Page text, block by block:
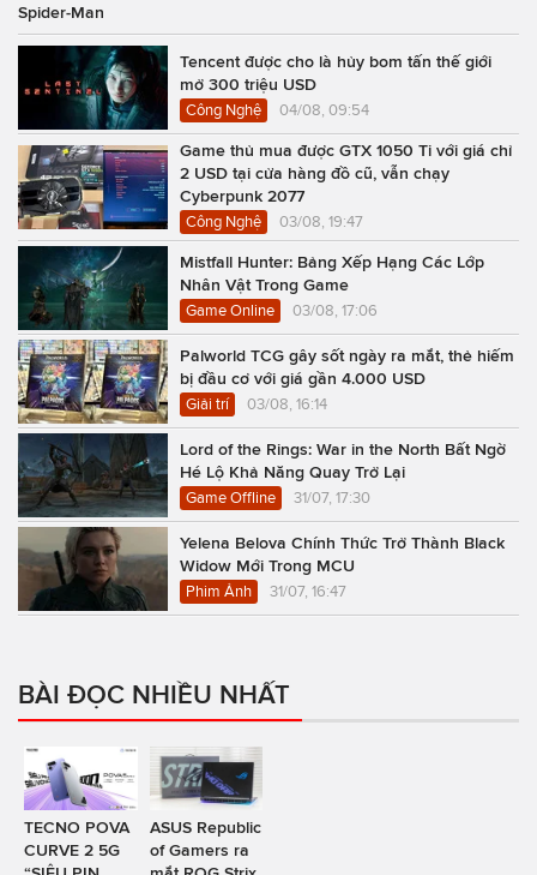
Spider-Man
Tencent được cho là hủy bom tấn thế giới
mở 300 triệu USD
Công Nghệ 04/08, 09:54
Game thủ mua được GTX 1050 Ti với giá chỉ
2 USD tại cửa hàng đồ cũ, vẫn chạy
Cyberpunk 2077
Công Nghệ 03/08, 19:47
Mistfall Hunter: Bảng Xếp Hạng Các Lớp
Nhân Vật Trong Game
Game Online 03/08, 17:06
Palworld TCG gây sốt ngày ra mắt, thẻ hiếm
bị đầu cơ với giá gần 4.000 USD
Giải trí 03/08, 16:14
Lord of the Rings: War in the North Bất Ngờ
Hé Lộ Khả Năng Quay Trở Lại
Game Offline 31/07, 17:30
Yelena Belova Chính Thức Trở Thành Black
Widow Mới Trong MCU
Phim Ảnh 31/07, 16:47
BÀI ĐỌC NHIỀU NHẤT
TECNO POVA
CURVE 2 5G
ASUS Republic
of Gamers ra